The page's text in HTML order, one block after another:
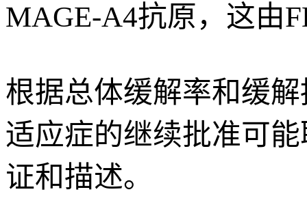
MAGE-A4抗原，这由
根据总体缓解率和缓
适应症的继续批准可
证和描述。